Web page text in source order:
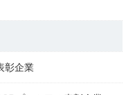
彰企業